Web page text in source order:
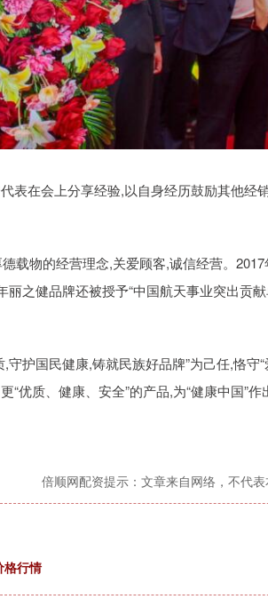
表在会上分享经验,以自身经历鼓励其他经
载物的经营理念,关爱顾客,诚信经营。
之健品牌还被授予“中国航天事业突出贡
护国民健康,铸就民族好品牌”为己任,恪守
优质、健康、安全”的产品,为“健康中国”作
倍顺网配资提示：文章来自网络，不代表
格行情